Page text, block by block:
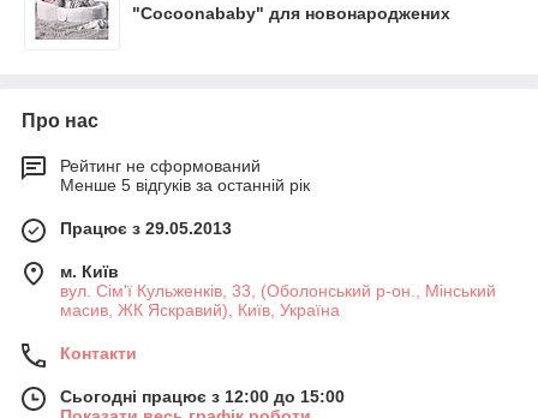
"Cocoonababy" для новонароджених
Про нас
Рейтинг не сформований
Менше 5 відгуків за останній рік
Працює з 29.05.2013
м. Київ
вул. Сім'ї Кульженків, 33, (Оболонський р-он., Мінський
масив, ЖК Яскравий), Київ, Україна
Контакти
Сьогодні працює з 12:00 до 15:00